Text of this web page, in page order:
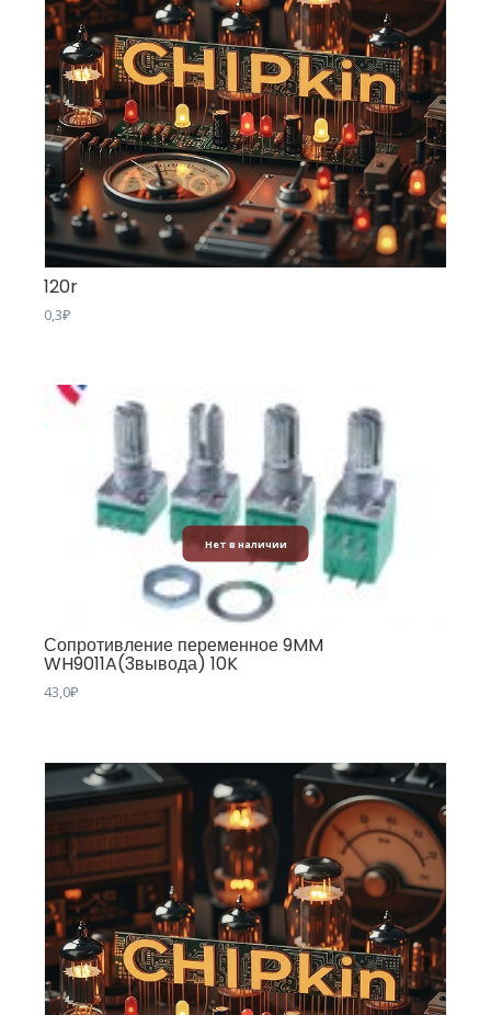
120r
0,3₽
Нет в наличии
Сопротивление переменное 9MM
WH9011A(3вывода) 10K
43,0₽